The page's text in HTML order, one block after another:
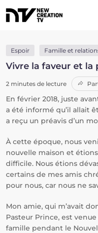
Espoir Famille et
Vivre la faveur et la
2 minutes de lecture
En février 2018, juste
a été informé qu’il allait
a reçu un préavis d’un
À cette époque, nous
nouvelle maison et
difficile. Nous étions
certains de mes amis
pour nous, car nous ne
Mon amie, qui m’avait
Pasteur Prince, est
famille pendant le